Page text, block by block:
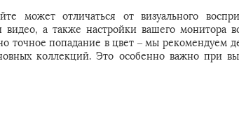
может отличаться от визуального
а также настройки вашего монитора
точное попадание в цвет – мы рекомендуем
коллекций. Это особенно важно при